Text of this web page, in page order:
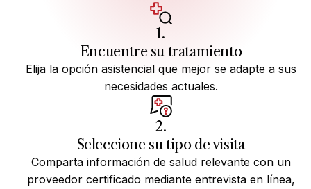
1.
Encuentre su tratamiento
Elija la opción asistencial que mejor se adapte a sus
necesidades actuales.
2.
Seleccione su tipo de visita
Comparta información de salud relevante con un
proveedor certificado mediante entrevista en línea,